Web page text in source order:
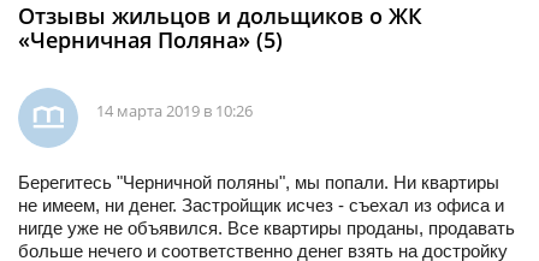
Отзывы жильцов и дольщиков о ЖК
«Черничная Поляна» (5)
14 марта 2019 в 10:26
Берегитесь "Черничной поляны", мы попали. Ни квартиры
не имеем, ни денег. Застройщик исчез - съехал из офиса и
нигде уже не объявился. Все квартиры проданы, продавать
больше нечего и соответственно денег взять на достройку